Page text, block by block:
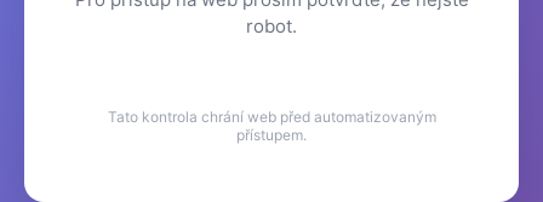
robot.
Tato kontrola chrání web před automatizovaným
přístupem.